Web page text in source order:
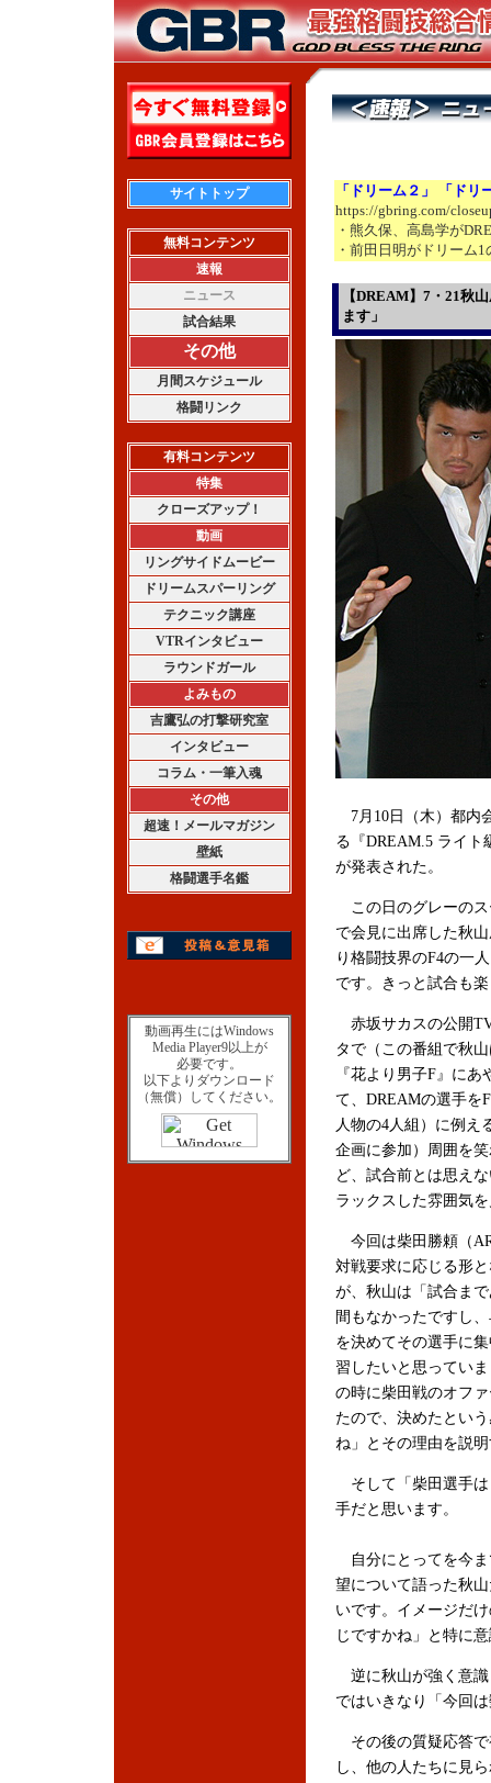
サイトトップ
無料コンテンツ
速報
ニュース
試合結果
その他
月間スケジュール
格闘リンク
有料コンテンツ
特集
クローズアップ！
動画
リングサイドムービー
ドリームスパーリング
テクニック講座
VTRインタビュー
ラウンドガール
よみもの
吉鷹弘の打撃研究室
インタビュー
コラム・一筆入魂
その他
超速！メールマガジン
壁紙
格闘選手名鑑
動画再生にはWindows
Media Player9以上が
必要です。
以下よりダウンロード
（無償）してください。
「ドリーム２」 「ドリ
https://gbring.com/
・熊久保、高島学が
・前田日明がドリーム
【DREAM】7・21秋
ます」
7月10日（木）都内
る『DREAM.5 ライト
が発表された。
この日のグレーのス
で会見に出席した秋
り格闘技界のF4の一
です。きっと試合も
赤坂サカスの公開
タで（この番組で秋
『花より男子F』にあ
て、DREAMの選手を
人物の4人組）に例え
企画に参加）周囲を
ど、試合前とは思え
ラックスした雰囲気
今回は柴田勝頼（
対戦要求に応じる形
が、秋山は「試合ま
間もなかったですし
を決めてその選手に
習したいと思ってい
の時に柴田戦のオフ
たので、決めたとい
ね」とその理由を説
そして「柴田選手は
手だと思います。
自分にとってを今ま
望について語った秋
いです。イメージだ
じですかね」と特に
逆に秋山が強く意識
ではいきなり「今回
その後の質疑応答で
し、他の人たちに見